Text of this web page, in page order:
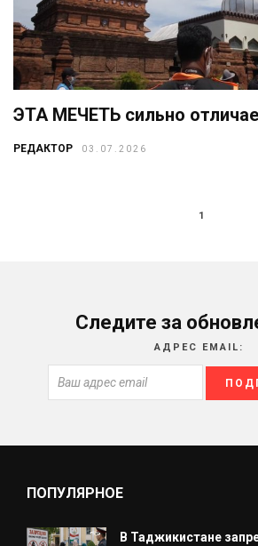
ЭТА МЕЧЕТЬ сильно
РЕДАКТОР 03.07.2026
1
Следите за
АДРЕС EMAIL:
ПОПУЛЯРНОЕ
В Таджикистане